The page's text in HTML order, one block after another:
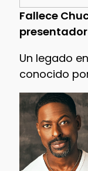
Fallece
Un legado
conocido